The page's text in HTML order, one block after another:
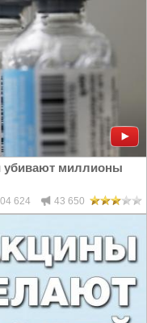
убивают миллионы
624 43 650